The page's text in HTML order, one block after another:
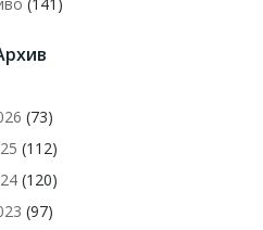
(73)
(112)
(120)
(97)